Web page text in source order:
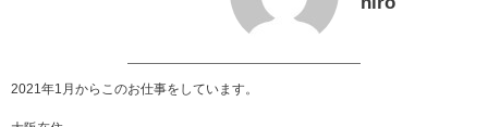
2021年1月からこのお仕事をしています。